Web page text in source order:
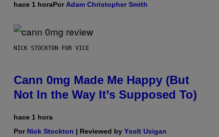
hace 1 horaPorAdam Christopher Smith
NICK STOCKTON FOR VICE
Cann 0mg Made Me Happy (But
Not In the Way It’s Supposed To)
hace 1 hora
Por Nick Stockton | Reviewed by Ysolt Usigan